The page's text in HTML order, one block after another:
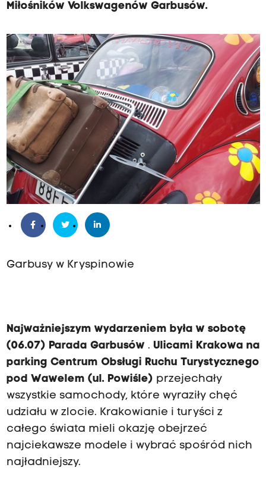
Miłośników Volkswagenów Garbusów.
Garbusy w Kryspinowie
Najważniejszym wydarzeniem była w sobotę
(06.07) Parada Garbusów . Ulicami Krakowa na
parking Centrum Obsługi Ruchu Turystycznego
pod Wawelem (ul. Powiśle) przejechały
wszystkie samochody, które wyraziły chęć
udziału w zlocie. Krakowianie i turyści z
całego świata mieli okazję obejrzeć
najciekawsze modele i wybrać spośród nich
najładniejszy.